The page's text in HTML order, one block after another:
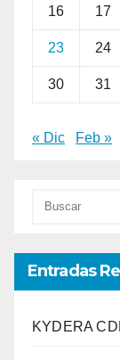
16 17
23 24
30 31
« Dic Feb »
Entradas
KYDERA